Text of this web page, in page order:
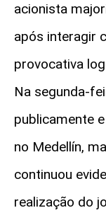
acionista
após interagir
provocativa
Na segunda-
publicamente
no Medellín,
continuou
realização do